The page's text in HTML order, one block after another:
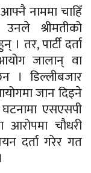
नाममा चाहिँ
श्रीमतीको
। तर, पार्टी दर्ता
आयोग जालान् वा
। डिल्लीबजार
जान दिइने
एसएसपी
आरोपमा चौधरी
दर्ता गरेर गत